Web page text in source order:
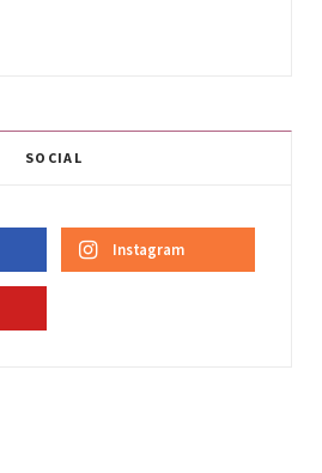
SOCIAL
Instagram